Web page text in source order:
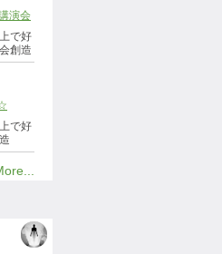
演会
で好
創造
で好